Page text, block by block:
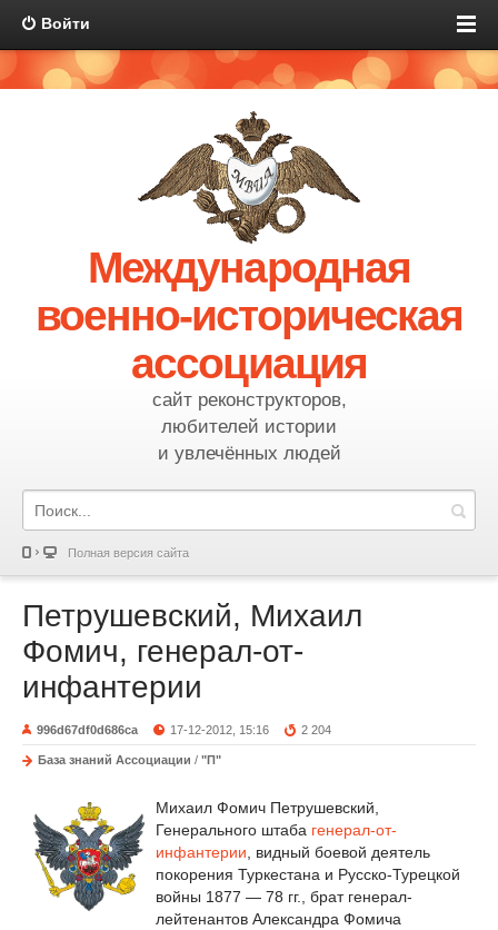
Войти
Международная
военно-историческая
ассоциация
сайт реконструкторов,
любителей истории
и увлечённых людей
Полная версия сайта
Петрушевский, Михаил
Фомич, генерал-от-
инфантерии
996d67df0d686ca 17-12-2012, 15:16 2 204
База знаний Ассоциации / "П"
Михаил Фомич Петрушевский,
Генерального штаба генерал-от-
инфантерии , видный боевой деятель
покорения Туркестана и Русско-Турецкой
войны 1877 — 78 гг., брат генерал-
лейтенантов Александра Фомича